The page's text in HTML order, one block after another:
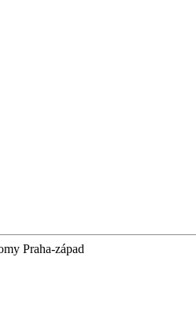
Praha-západ